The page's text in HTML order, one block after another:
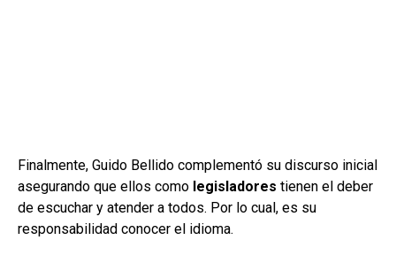
Finalmente, Guido Bellido complementó su discurso inicial
asegurando que ellos como legisladores tienen el deber
de escuchar y atender a todos. Por lo cual, es su
responsabilidad conocer el idioma.